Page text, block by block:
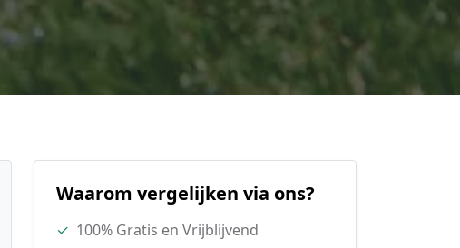
Waarom vergelijken via ons?
✓ 100% Gratis en Vrijblijvend